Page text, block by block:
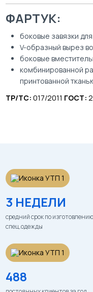
ФАРТУК:
боковые завязки
V-образный вырез
боковые
комбинированной
принтованной
ТР/ТС: 017/2011 ГОСТ:
3 НЕДЕЛИ
средний срок по изготовлению
спец.одежды
488